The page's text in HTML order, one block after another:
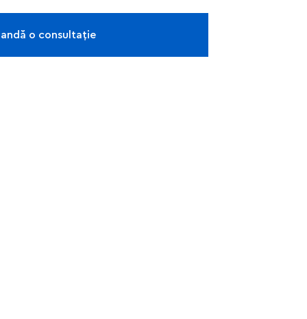
o consultație